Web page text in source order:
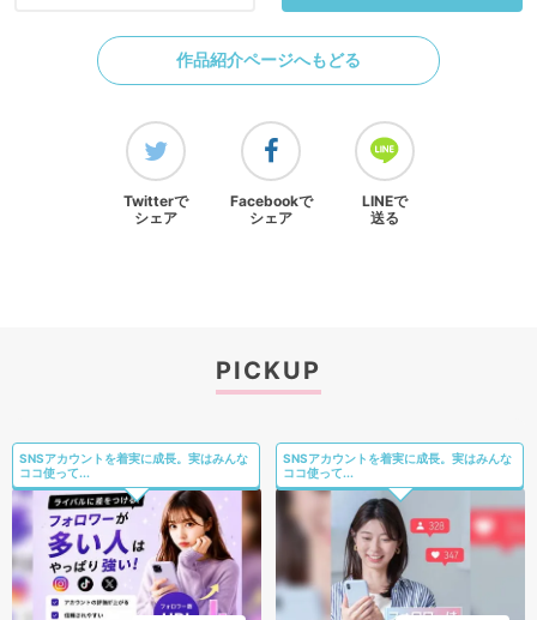
作品紹介ページへもどる
Twitterで
シェア
Facebookで
シェア
LINEで
送る
PICKUP
SNSアカウントを着実に成長。実はみんな
ココ使って...
SNSアカウントを着実に成長。実はみんな
ココ使って...